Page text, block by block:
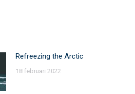
Refreezing the Arctic
18 februari 2022